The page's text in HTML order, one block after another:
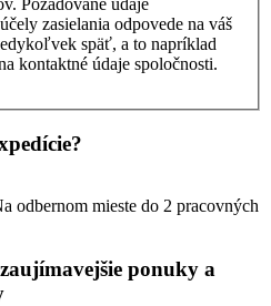
zasielania odpovede na váš
späť, a to napríklad
kontaktné údaje spoločnosti.
odbernom mieste do 2 pracovných
ponuky a